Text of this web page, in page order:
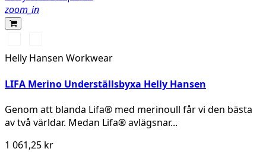
zoom_in
BLACKNAVY
Helly Hansen Workwear
LIFA Merino Underställsbyxa Helly Hansen
Genom att blanda Lifa® med merinoull får vi den bästa
av två världar. Medan Lifa® avlägsnar...
1 061,25 kr